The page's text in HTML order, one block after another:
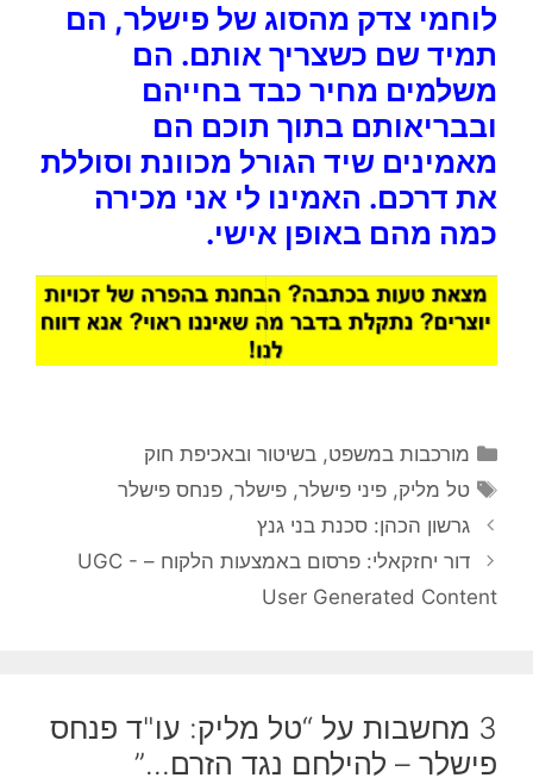
לוחמי צדק מהסוג של פישלר, הם
תמיד שם כשצריך אותם. הם
משלמים מחיר כבד בחייהם
ובבריאותם בתוך תוכם הם
מאמינים שיד הגורל מכוונת וסוללת
את דרכם. האמינו לי אני מכירה
כמה מהם באופן אישי.
קטגוריות
מורכבות במשפט, בשיטור ובאכיפת חוק
תגיות
טל מליק,פיני פישלר,פישלר,פנחס פישלר
גרשון הכהן: סכנת בני גנץ
דור יחזקאלי: פרסום באמצעות הלקוח – UGC -
User Generated Content
3 מחשבות על “טל מליק: עו"ד פנחס
פישלר – להילחם נגד הזרם…”